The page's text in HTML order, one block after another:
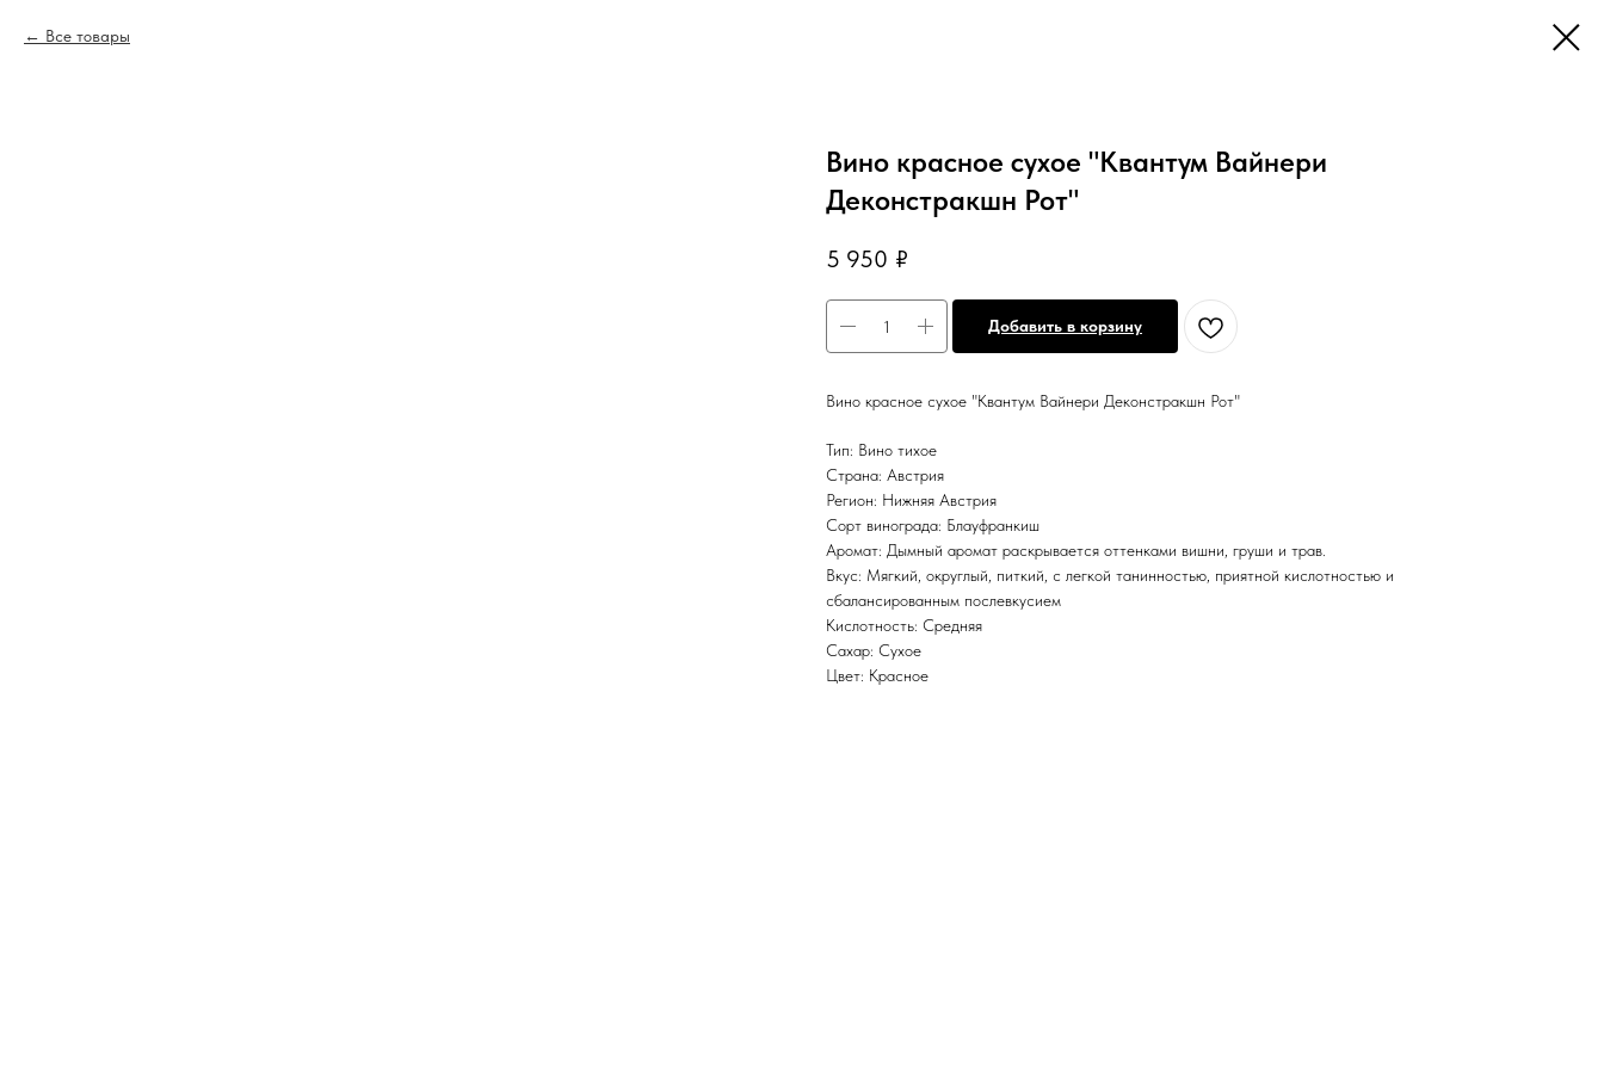
Все товары
Вино красное сухое "Квантум Вайнери
Деконстракшн Рот"
5 950 ₽
Добавить в корзину
Вино красное сухое "Квантум Вайнери Деконстракшн Рот"
Тип: Вино тихое
Страна: Австрия
Регион: Нижняя Австрия
Сорт винограда: Блауфранкиш
Аромат: Дымный аромат раскрывается оттенками вишни, груши и трав.
Вкус: Мягкий, округлый, питкий, с легкой танинностью, приятной кислотностью и
сбалансированным послевкусием
Кислотность: Средняя
Сахар: Сухое
Цвет: Красное